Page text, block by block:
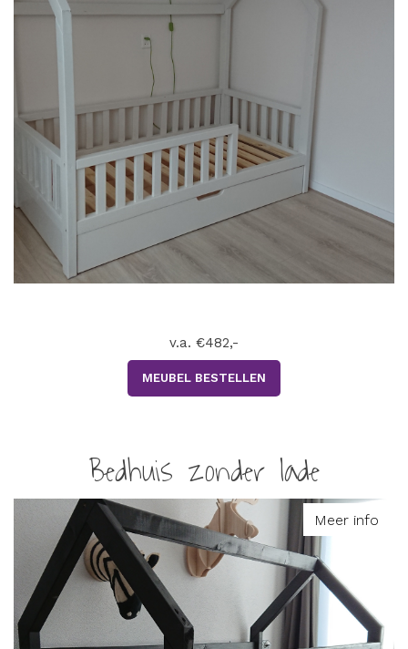
v.a. €482,-
MEUBEL BESTELLEN
Bedhuis zonder lade
Meer info